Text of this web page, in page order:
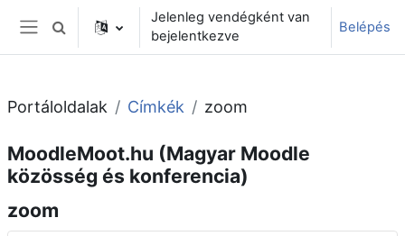
Tovább a fő tartalomhoz
Oldalpanel
Keresési bemeneti adatok váltása
Jelenleg vendégként van
bejelentkezve
Belépés
Portáloldalak Címkék zoom
MoodleMoot.hu (Magyar Moodle
közösség és konferencia)
zoom